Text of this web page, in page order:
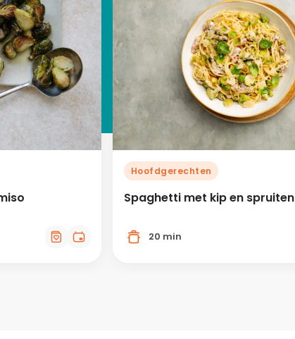
Hoofdgerechten
Spaghetti met kip en spruiten
20 min